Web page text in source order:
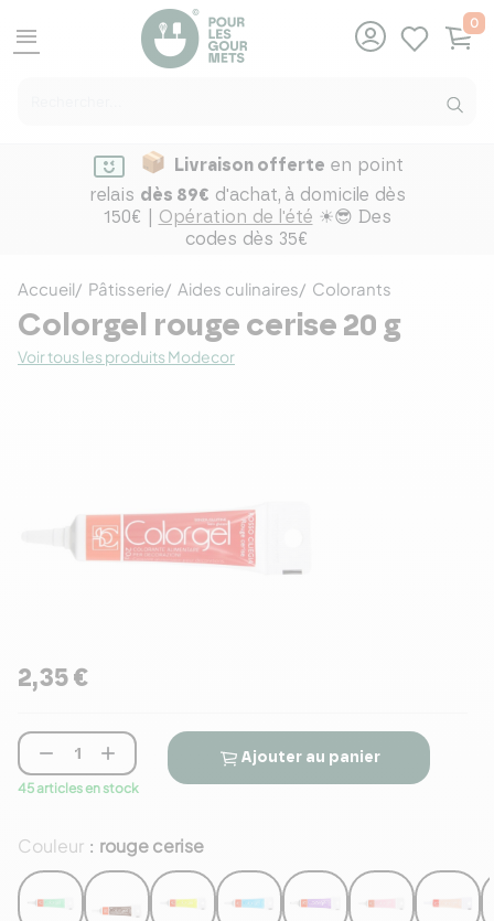
menu
0
Livraison offerte en point
relais dès 89€ d'achat, à domicile dès
150€ | Opération de l'été ☀😎 Des
codes dès 35€
Accueil Pâtisserie Aides culinaires Colorants
Colorgel rouge cerise 20 g
Voir tous les produits Modecor
2,35 €
Couleur : rouge cerise
 
45 articles en stock
Ajouter au panier